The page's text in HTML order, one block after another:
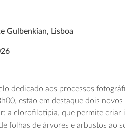
Gulbenkian, Lisboa
dedicado aos processos
estão em destaque dois
a clorofilotipia, que permite criar
folhas de árvores e arbustos ao